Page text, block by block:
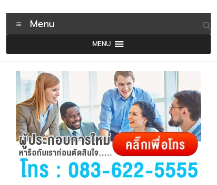
Menu
MENU